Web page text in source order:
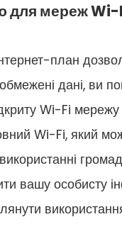
для мереж Wi-
план
дані, ви
Wi-Fi
Wi-Fi, який
вашу особисту